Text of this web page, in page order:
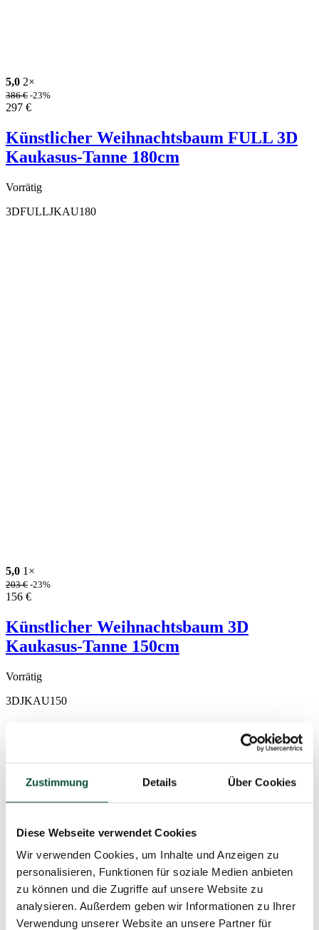
Zustimmung Details Über Cookies
Diese Webseite verwendet Cookies
Wir verwenden Cookies, um Inhalte und Anzeigen zu
personalisieren, Funktionen für soziale Medien anbieten
zu können und die Zugriffe auf unsere Website zu
analysieren. Außerdem geben wir Informationen zu Ihrer
Verwendung unserer Website an unsere Partner für
5,0 2×
386€ -23%
297 €
Künstlicher Weihnachtsbaum FULL 3D
Kaukasus-Tanne 180cm
Vorrätig
3DFULLJKAU180
5,0 1×
203€ -23%
156 €
Künstlicher Weihnachtsbaum 3D
Kaukasus-Tanne 150cm
Vorrätig
3DJKAU150